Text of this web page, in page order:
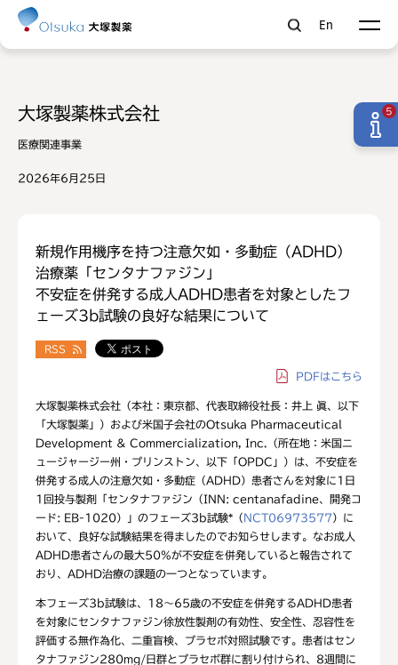
En
大塚製薬株式会社
医療関連事業
2026年6月25日
新規作用機序を持つ注意欠如・多動症（ADHD）
治療薬「センタナファジン」
不安症を併発する成人ADHD患者を対象としたフ
ェーズ3b試験の良好な結果について
RSS
PDFはこちら
大塚製薬株式会社（本社：東京都、代表取締役社長：井上 眞、以下
「大塚製薬」）および米国子会社のOtsuka Pharmaceutical
Development & Commercialization, Inc.（所在地：米国ニ
ュージャージー州・プリンストン、以下「OPDC」）は、不安症を
併発する成人の注意欠如・多動症（ADHD）患者さんを対象に1日
1回投与製剤「センタナファジン（INN: centanafadine、開発コ
ード: EB-1020）」のフェーズ3b試験*（NCT06973577）に
おいて、良好な試験結果を得ましたのでお知らせします。なお成人
ADHD患者さんの最大50%が不安症を併発していると報告されて
おり、ADHD治療の課題の一つとなっています。
本フェーズ3b試験は、18～65歳の不安症を併発するADHD患者
を対象にセンタナファジン徐放性製剤の有効性、安全性、忍容性を
評価する無作為化、二重盲検、プラセボ対照試験です。患者はセン
タナファジン280mg/日群とプラセボ群に割り付けられ、8週間に
5